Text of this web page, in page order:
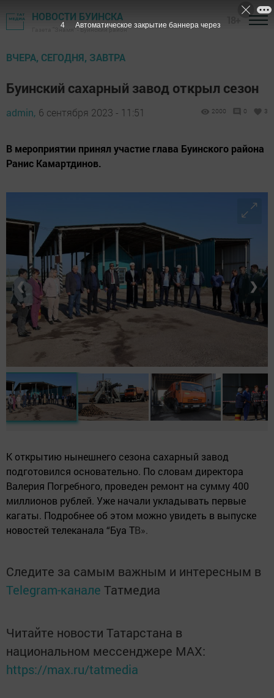
НОВОСТИ БУИНСКА
Газета "Знамя" - Буинский район
ВЧЕРА, СЕГОДНЯ, ЗАВТРА
Буинский сахарный завод открыл сезон
admin, 6 сентября 2023 - 11:51 2000 0 3
В мероприятии принял участие глава Буинского района
Ранис Камартдинов.
❮ ❯
К открытию нынешнего сезона сахарный завод
подготовился основательно. По словам директора
Валерия Погребного, проведен ремонт на сумму 400
миллионов рублей. Уже начали укладывать первые
кагаты. Подробнее об этом можно увидеть в выпуске
новостей телеканала “Буа ТВ».
Следите за самым важным и интересным в
Telegram-канале Татмедиа
Читайте новости Татарстана в
национальном мессенджере MАХ:
https://max.ru/tatmedia
2 Автоматическое закрытие баннера через